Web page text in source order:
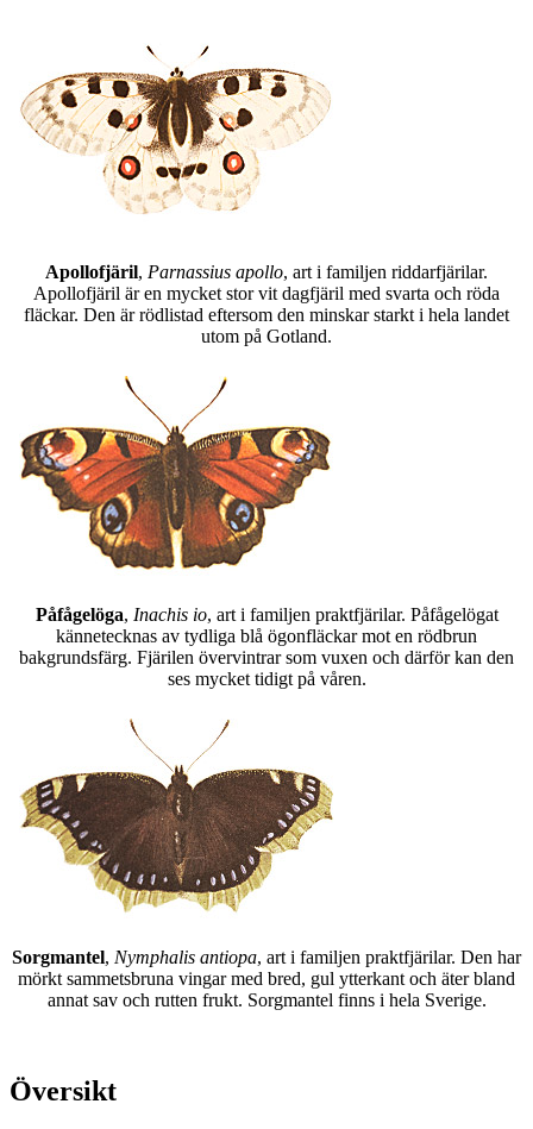
Apollofjäril, Parnassius apollo, art i familjen riddarfjärilar.
Apollofjäril är en mycket stor vit dagfjäril med svarta och röda
fläckar. Den är rödlistad eftersom den minskar starkt i hela landet
utom på Gotland.
Påfågelöga, Inachis io, art i familjen praktfjärilar. Påfågelögat
kännetecknas av tydliga blå ögonfläckar mot en rödbrun
bakgrundsfärg. Fjärilen övervintrar som vuxen och därför kan den
ses mycket tidigt på våren.
Sorgmantel, Nymphalis antiopa, art i familjen praktfjärilar. Den har
mörkt sammetsbruna vingar med bred, gul ytterkant och äter bland
annat sav och rutten frukt. Sorgmantel finns i hela Sverige.
Översikt